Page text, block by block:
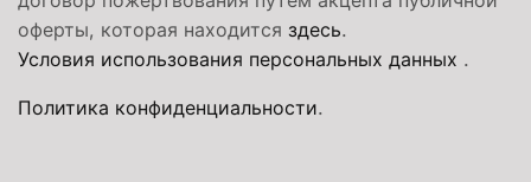
оферты, которая находится здесь.
Условия использования персональных данных .
Политика конфиденциальности.